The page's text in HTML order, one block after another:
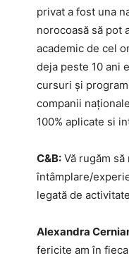
privat a fost una
norocoasă să pot
academic de cel
deja peste 10 ani
cursuri și
companii
100% aplicate si
C&B: Vă rugăm
întâmplare/
legată de
Alexandra
fericite am în